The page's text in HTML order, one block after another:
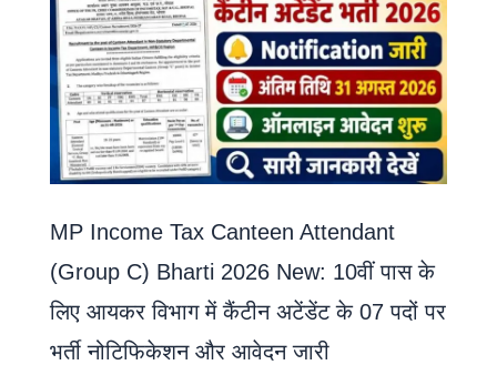
MP Income Tax Canteen Attendant
(Group C) Bharti 2026 New: 10वीं पास के
लिए आयकर विभाग में कैंटीन अटेंडेंट के 07 पदों पर
भर्ती नोटिफिकेशन और आवेदन जारी